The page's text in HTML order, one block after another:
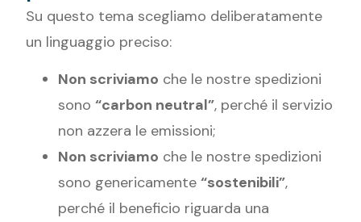
Su questo tema scegliamo deliberatamente
un linguaggio preciso:
Non scriviamo che le nostre spedizioni
sono “carbon neutral”, perché il servizio
non azzera le emissioni;
Non scriviamo che le nostre spedizioni
sono genericamente “sostenibili”,
perché il beneficio riguarda una